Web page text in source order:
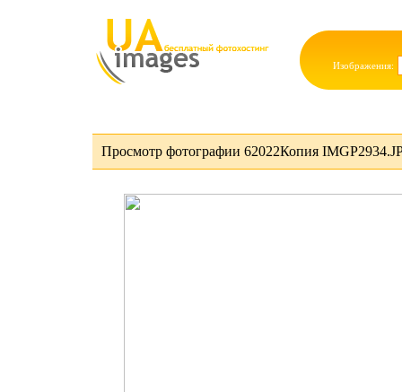
Изображения:
Просмотр фотографии 62022Копия